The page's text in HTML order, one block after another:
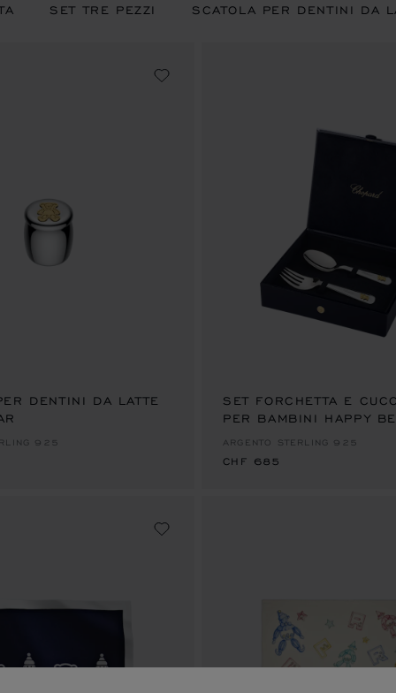
SET TRE PEZZI SCATOLA PER DENTINI DA
DENTINI DA LATTE
925
SET FORCHETTA E
PER BAMBINI HAPPY
ARGENTO STERLING 925
CHF 685
CHF 685